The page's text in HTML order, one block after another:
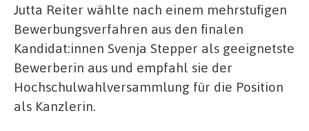
Jutta Reiter wählte nach einem mehrstufigen
Bewerbungsverfahren aus den finalen
Kandidat:innen Svenja Stepper als geeignetste
Bewerberin aus und empfahl sie der
Hochschulwahlversammlung für die Position
als Kanzlerin.